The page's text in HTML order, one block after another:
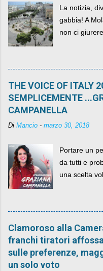
La notizia,
gabbia! A
non ci
per un
più. C'era
THE VOICE OF ITALY
SEMPLICEMENTE
CAMPANELLA
Di Mancio - marzo 30, 2018
Portare un
da tutti e
una scelta
Clamoroso alla
franchi tiratori
sulle preferenze,
un solo voto